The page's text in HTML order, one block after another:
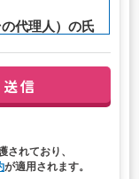
代理人）の氏
含む）のため
れており、
が適用されます。